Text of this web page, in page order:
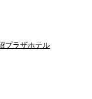
プラザホテル